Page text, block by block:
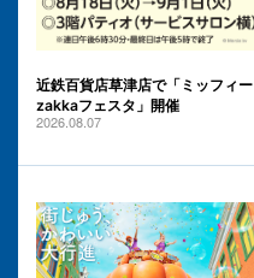
近鉄百貨店草津店で「ミッフィー
zakkaフェスタ」開催
2026.08.07